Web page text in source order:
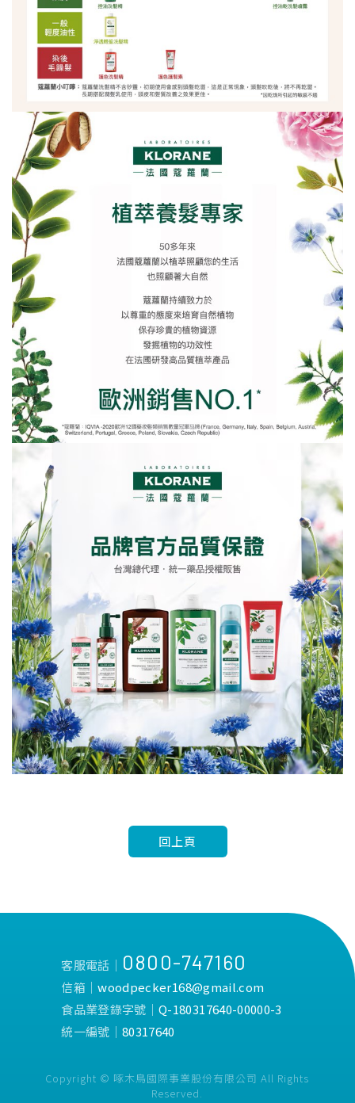
回上頁
客服電話│ 0800-747160
信箱│woodpecker168@gmail.com
食品業登錄字號│Q-180317640-00000-3
統一編號│80317640
Copyright © 啄木鳥國際事業股份有限公司 All Rights
Reserved.